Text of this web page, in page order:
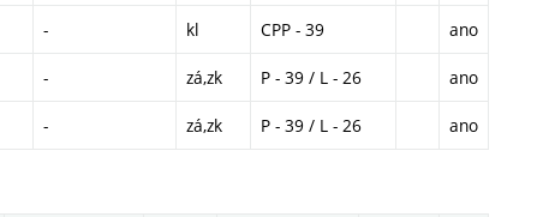
- kl CPP - 39 ano
- zá,zk P - 39 / L - 26 ano
- zá,zk P - 39 / L - 26 ano